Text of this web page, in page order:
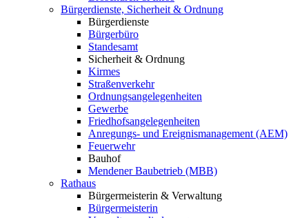
Bürgerdienste, Sicherheit & Ordnung
Bürgerdienste
Bürgerbüro
Standesamt
Sicherheit & Ordnung
Kirmes
Straßenverkehr
Ordnungsangelegenheiten
Gewerbe
Friedhofsangelegenheiten
Anregungs- und Ereignismanagement (AEM)
Feuerwehr
Bauhof
Mendener Baubetrieb (MBB)
Rathaus
Bürgermeisterin & Verwaltung
Bürgermeisterin